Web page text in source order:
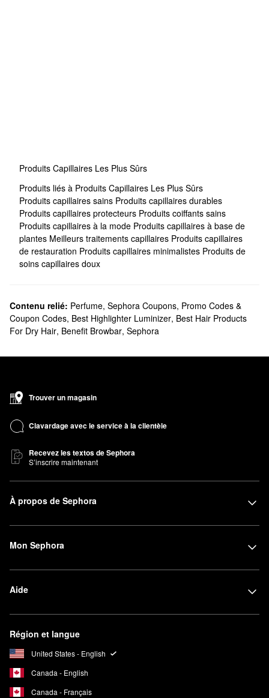
Produits Capillaires Les Plus Sûrs
Produits liés à Produits Capillaires Les Plus Sûrs
Produits capillaires sains Produits capillaires durables
Produits capillaires protecteurs Produits coiffants sains
Produits capillaires à la mode Produits capillaires à base de
plantes Meilleurs traitements capillaires Produits capillaires
de restauration Produits capillaires minimalistes Produits de
soins capillaires doux
Contenu relié: Perfume, Sephora Coupons, Promo Codes &
Coupon Codes, Best Highlighter Luminizer, Best Hair Products
For Dry Hair, Benefit Browbar, Sephora
Trouver un magasin
Clavardage avec le service à la clientèle
Recevez les textos de Sephora
S’inscrire maintenant
À propos de Sephora
Mon Sephora
Aide
Région et langue
United States - English
Canada - English
Canada - Français